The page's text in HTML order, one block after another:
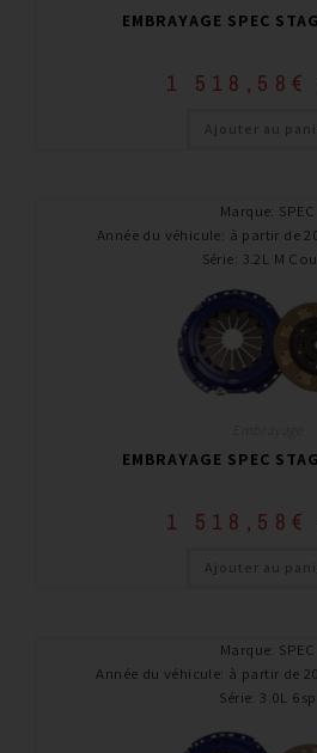
EMBRAYAGE SPEC
1 518,58 €
Ajouter au
Marque: SPEC
Année du véhicule: à partir de
Série: 3.2L M
EMBRAYAGE SPEC
1 518,58 €
Ajouter au
Marque: SPEC
Année du véhicule: à partir de
Série: 3.0L 6sp